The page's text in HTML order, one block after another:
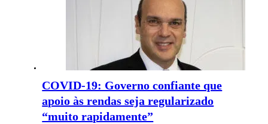
COVID-19: Governo confiante que
apoio às rendas seja regularizado
“muito rapidamente”